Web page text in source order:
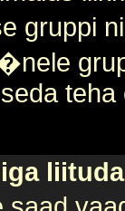
gruppi
teha